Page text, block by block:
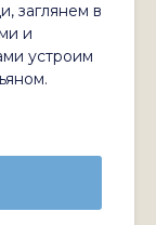
заглянем в
и
устроим